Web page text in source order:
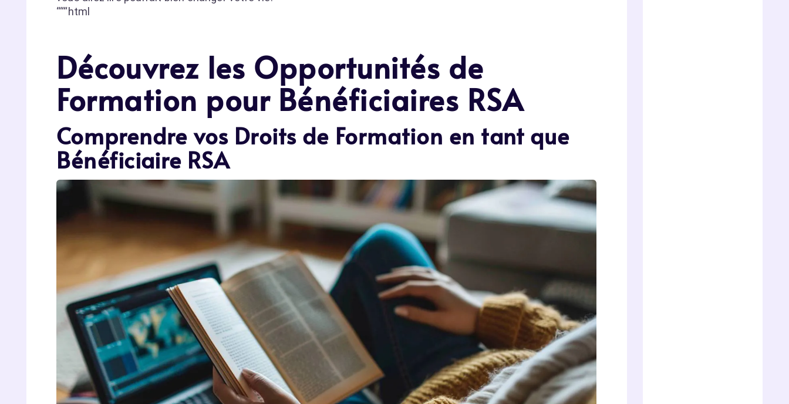
“““html
Découvrez les Opportunités de
Formation pour Bénéficiaires RSA
Comprendre vos Droits de Formation en tant que
Bénéficiaire RSA